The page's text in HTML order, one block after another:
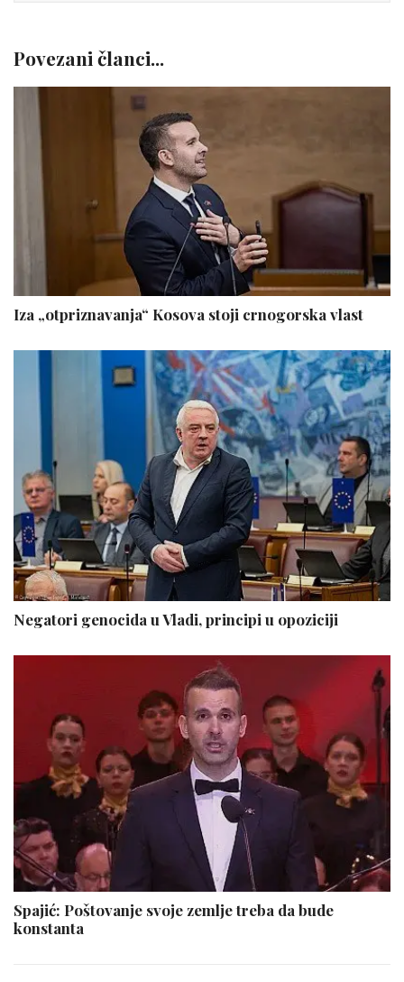
Povezani članci...
Iza „otpriznavanja“ Kosova stoji crnogorska vlast
Negatori genocida u Vladi, principi u opoziciji
Spajić: Poštovanje svoje zemlje treba da bude
konstanta